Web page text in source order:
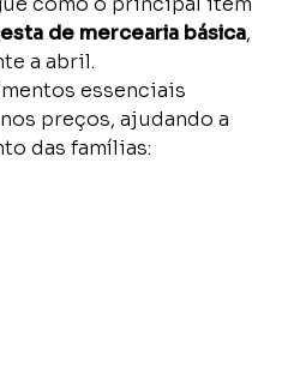
de mercearia básica,
a abril.
essenciais
preços, ajudando a
das famílias: